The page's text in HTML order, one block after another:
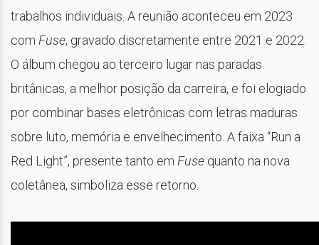
trabalhos individuais. A reunião aconteceu em 2023
com Fuse, gravado discretamente entre 2021 e 2022.
O álbum chegou ao terceiro lugar nas paradas
britânicas, a melhor posição da carreira, e foi elogiado
por combinar bases eletrônicas com letras maduras
sobre luto, memória e envelhecimento. A faixa “Run a
Red Light”, presente tanto em Fuse quanto na nova
coletânea, simboliza esse retorno.